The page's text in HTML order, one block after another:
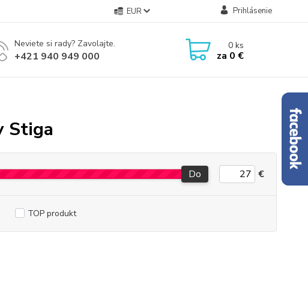
EUR Prihlásenie
Neviete si rady? Zavolajte.
+421 940 949 000
0ks
za 0 €
Stiga
Do €
TOP produkt